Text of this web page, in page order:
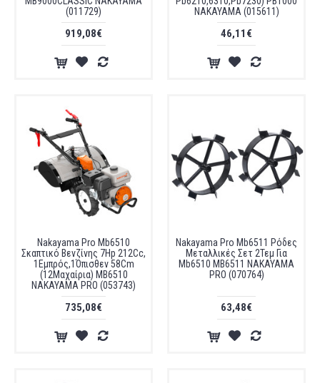
(011729)
919,08€
NAKAYAMA (015611)
46,11€
Nakayama Pro Mb6510
Σκαπτικό Βενζίνης 7Ηp 212Cc,
1Εμπρός,1Όπισθεν 58Cm
(12Μαχαίρια) MB6510
NAKAYAMA PRO (053743)
735,08€
Nakayama Pro Mb6511 Ρόδες
Μεταλλικές Σετ 2Τεμ Για
Mb6510 MB6511 NAKAYAMA
PRO (070764)
63,48€